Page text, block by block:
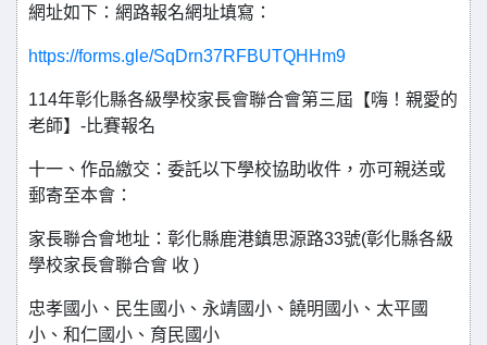
網址如下：網路報名網址填寫：
https://forms.gle/SqDrn37RFBUTQHHm9
114年彰化縣各級學校家長會聯合會第三屆【嗨！親愛的
老師】-比賽報名
十一、作品繳交：委託以下學校協助收件，亦可親送或
郵寄至本會：
家長聯合會地址：彰化縣鹿港鎮思源路33號(彰化縣各級
學校家長會聯合會 收 )
忠孝國小、民生國小、永靖國小、饒明國小、太平國
小、和仁國小、育民國小